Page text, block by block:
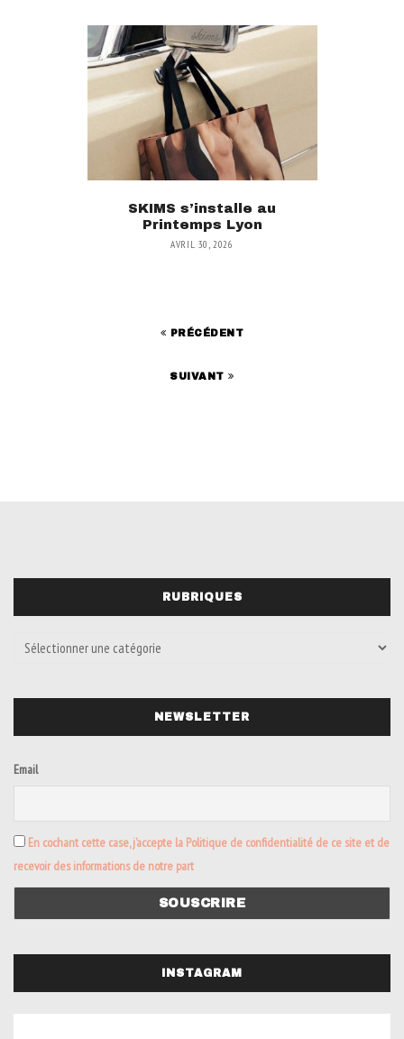
SKIMS s’installe au
Printemps Lyon
AVRIL 30, 2026
PRÉCÉDENT
SUIVANT
RUBRIQUES
NEWSLETTER
Email
En cochant cette case, j’accepte la Politique de confidentialité de ce site et de
recevoir des informations de notre part
INSTAGRAM